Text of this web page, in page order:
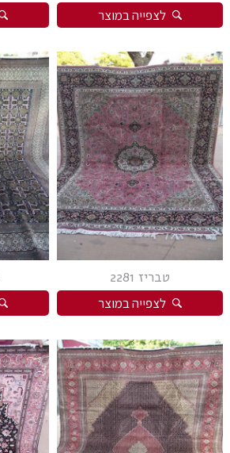
לצפייה במוצר
טבריז 2281
לצפייה במוצר